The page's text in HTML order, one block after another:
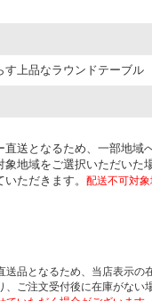
す上品なラウンドテーブル
直送となるため、一部地域
象地域をご選択いただいた
ただきます。 配送不可対
送品となるため、当店表示の
ご注文受付後に在庫がない